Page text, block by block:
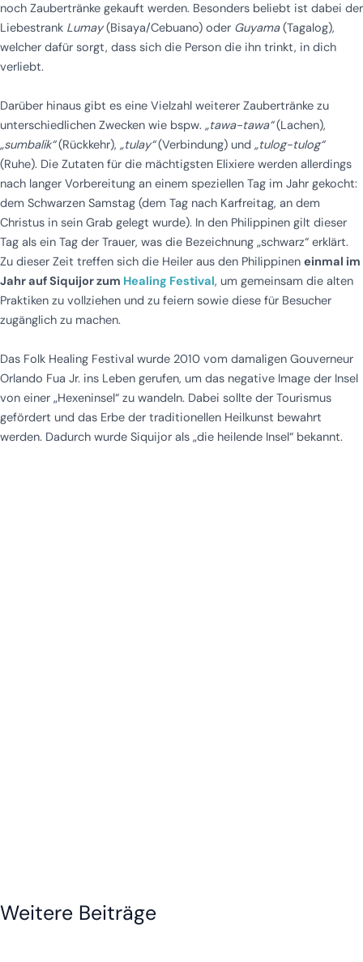
noch Zaubertränke gekauft werden. Besonders beliebt ist dabei der
Liebestrank Lumay(Bisaya/Cebuano) oder Guyama(Tagalog),
welcher dafür sorgt, dass sich die Person die ihn trinkt, in dich
verliebt.
Darüber hinaus gibt es eine Vielzahl weiterer Zaubertränke zu
unterschiedlichen Zwecken wie bspw. „tawa-tawa“(Lachen),
„sumbalik“(Rückkehr), „tulay“(Verbindung) und „tulog-tulog“
(Ruhe). Die Zutaten für die mächtigsten Elixiere werden allerdings
nach langer Vorbereitung an einem speziellen Tag im Jahr gekocht:
dem Schwarzen Samstag (dem Tag nach Karfreitag, an dem
Christus in sein Grab gelegt wurde). In den Philippinen gilt dieser
Tag als ein Tag der Trauer, was die Bezeichnung „schwarz“ erklärt.
Zu dieser Zeit treffen sich die Heiler aus den Philippinen einmal im
Jahr auf Siquijor zum Healing Festival, um gemeinsam die alten
Praktiken zu vollziehen und zu feiern sowie diese für Besucher
zugänglich zu machen.
Das Folk Healing Festival wurde 2010 vom damaligen Gouverneur
Orlando Fua Jr. ins Leben gerufen, um das negative Image der Insel
von einer „Hexeninsel“ zu wandeln. Dabei sollte der Tourismus
gefördert und das Erbe der traditionellen Heilkunst bewahrt
werden. Dadurch wurde Siquijor als „die heilende Insel“ bekannt.
Weitere BeiträgePackliste Philippinen
Top Sehenswürdigkeiten
Übernachten